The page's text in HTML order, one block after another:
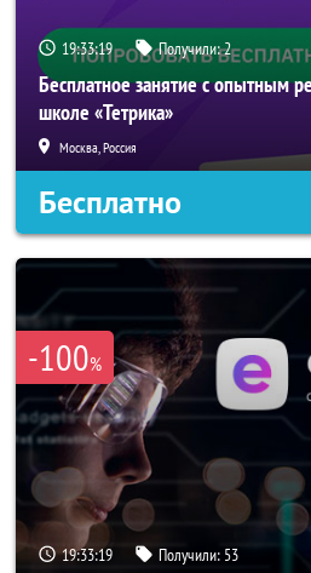
19:33:19 Получили:2
Бесплатное занятие с опытным
школе «Тетрика»
Москва, Россия
Бесплатно
-100%
19:33:19 Получили: 53